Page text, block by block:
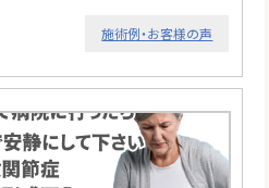
施術例・お客様の声